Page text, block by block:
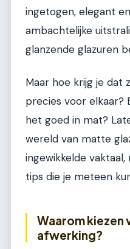
ingetogen, elegant
ambachtelijke
glanzende glazuren
Maar hoe krijg je dat
precies voor elkaar?
het goed in mat?
wereld van matte
ingewikkelde
tips die je meteen
Waarom kiezen
afwerking?